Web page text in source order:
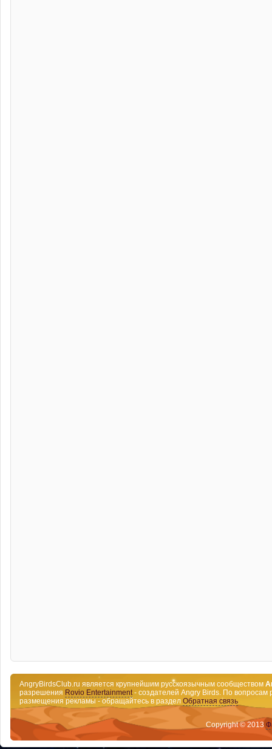
AngryBirdsClub.ru является крупнейшим русскоязычным сообществом
разрешения Rovio Entertainment- создателей Angry Birds. По вопросам
размещения рекламы - обращайтесь в раздел Обратная связь
Copyright © 2013